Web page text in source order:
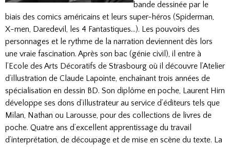
bande dessinée par le
biais des comics américains et leurs super-héros (Spiderman,
X-men, Daredevil, les 4 Fantastiques…). Les pouvoirs des
personnages et le rythme de la narration deviennent dès lors
une vraie fascination. Après son bac (génie civil), il entre à
l’Ecole des Arts Décoratifs de Strasbourg où il découvre l’Atelier
d’illustration de Claude Lapointe, enchaînant trois années de
spécialisation en dessin BD. Son diplôme en poche, Laurent Hirn
développe ses dons d’illustrateur au service d’éditeurs tels que
Milan, Nathan ou Larousse, pour des collections de livres de
poche. Quatre ans d’excellent apprentissage du travail
d’interprétation, de découpage et de mise en scène du texte. La